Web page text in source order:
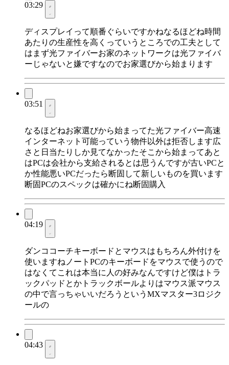
03:29
ディスプレイって順番ぐらいですかねなるほどね時間
あたりの生産性を高くっていうところでの工夫として
はまず光ファイバーお家のネットワークは光ファイバ
ーじゃないと嫌ですなのでお家選びから始まります
03:51
なるほどねお家選びから始まってた光ファイバー高速
インターネット可能っていう物件以外は拒否します広
さと日当たりしか見てなかったそこから始まってあと
はPCは会社から支給されるとは思うんですが古いPCと
か性能悪いPCだったら断固して新しいものを買います
断固PCのスペックは確かにね断固購入
04:19
ダンココーチキーボードとマウスはもちろん外付けを
使いますねノートPCのキーボードをマウスで使うので
はなくてこれは本当に人の好みなんですけど僕はトラ
ックパッドとかトラックボールよりはマウス派マウス
の中で言っちゃいいだろうというMXマスター3ロジク
ールの
04:43